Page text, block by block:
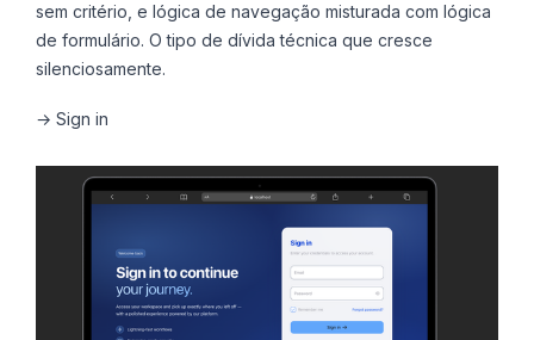
sem critério, e lógica de navegação misturada com lógica
de formulário. O tipo de dívida técnica que cresce
silenciosamente.
→ Sign in